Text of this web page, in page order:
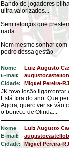
Bando de jogadores
ultra valorizados...
Sem reforços que
nada.
Nem mesmo sonhar
podre dessa gestão.
Nome: Luiz Augusto
E-mail:
Cidade:
Miguel Pereira-RJ
JK teve lesão ligamentar
Está fora do ano. Que
Agora, quero ver se vão
o boneco de Olinda...
Nome: Luiz Augusto
E-mail:
Cidade: Miguel Pereira-RJ